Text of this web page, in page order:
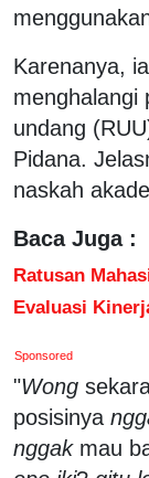
Karenanya,
menghalangi
undang
Pidana.
naskah
Baca Juga :
Ratusan
Evaluasi
Sponsored
"Wong
posisinya
nggakmau